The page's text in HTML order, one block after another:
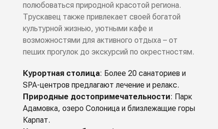
полюбоваться природной красотой региона.
Трускавец также привлекает своей богатой
культурной жизнью, уютными кафе и
возможностями для активного отдыха – от
пеших прогулок до экскурсий по окрестностям.
Курортная столица: Более 20 санаториев и
SPA-центров предлагают лечение и релакс.
Природные достопримечательности: Парк
Адамовка, озеро Солоница и близлежащие горы
Карпат.